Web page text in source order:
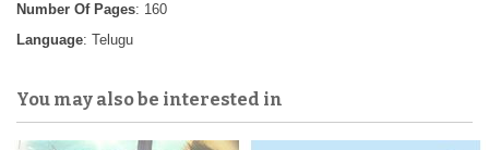
Number Of Pages: 160
Language: Telugu
You may also be interested in